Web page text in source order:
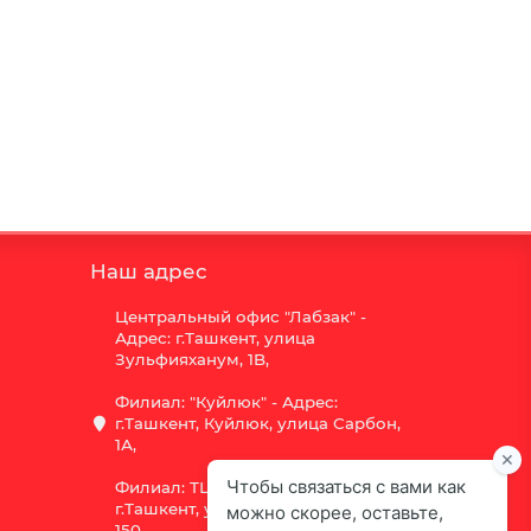
Наш адрес
Центральный офис "Лабзак" -
Адрес: г.Ташкент, улица
Зульфияханум, 1B,
Филиал: "Куйлюк" - Адрес:
г.Ташкент, Куйлюк, улица Сарбон,
1А,
Филиал: ТЦ "Vega" - Адрес:
г.Ташкент, улица Шота Руставели